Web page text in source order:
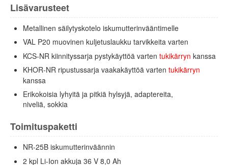
Lisävarusteet
Metallinen säilytyskotelo iskumutterinvääntimelle
VAL P20 muovinen kuljetuslaukku tarvikkeita varten
KCS-NR kiinnityssarja pystykäyttöä varten tukikärryn kanssa
KHOR-NR ripustussarja vaakakäyttöä varten tukikärryn
kanssa
Erikokoisia lyhyitä ja pitkiä hylsyjä, adaptereita,
niveliä, sokkia
Toimituspaketti
NR-25B iskumutterinväännin
2 kpl Li-Ion akkuja 36 V 8,0 Ah